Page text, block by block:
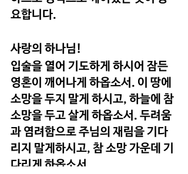
요합니다.
사랑의 하나님!
입술을 열어 기도하게 하시어 잠든
영혼이 깨어나게 하옵소서. 이 땅에
소망을 두지 말게 하시고, 하늘에 참
소망을 두고 살게 하옵소서. 두려움
과 염려함으로 주님의 재림을 기다
리지 말게하시고, 참 소망 가운데 기
다리게 하옵소서.